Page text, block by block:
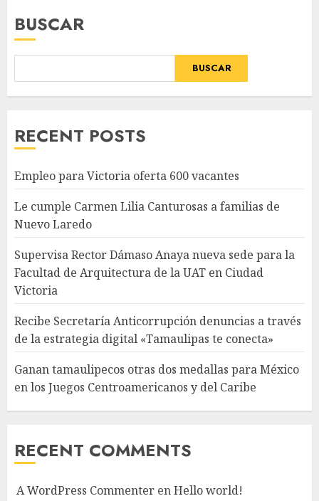
BUSCAR
BUSCAR
RECENT POSTS
Empleo para Victoria oferta 600 vacantes
Le cumple Carmen Lilia Canturosas a familias de
Nuevo Laredo
Supervisa Rector Dámaso Anaya nueva sede para la
Facultad de Arquitectura de la UAT en Ciudad
Victoria
Recibe Secretaría Anticorrupción denuncias a través
de la estrategia digital «Tamaulipas te conecta»
Ganan tamaulipecos otras dos medallas para México
en los Juegos Centroamericanos y del Caribe
RECENT COMMENTS
A WordPress Commenter enHello world!